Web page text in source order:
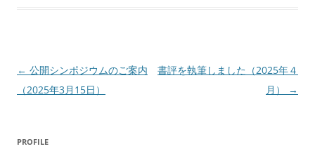
投
稿
ゲ
← 公開シンポジウムのご案内
（2025年3月15日）
書評を執筆しました（2025年４
月）
→
PROFILE